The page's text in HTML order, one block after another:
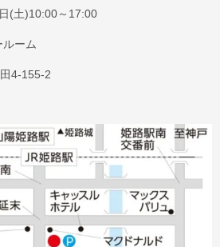
(土)10:00～17:00
ルーム
4-155-2